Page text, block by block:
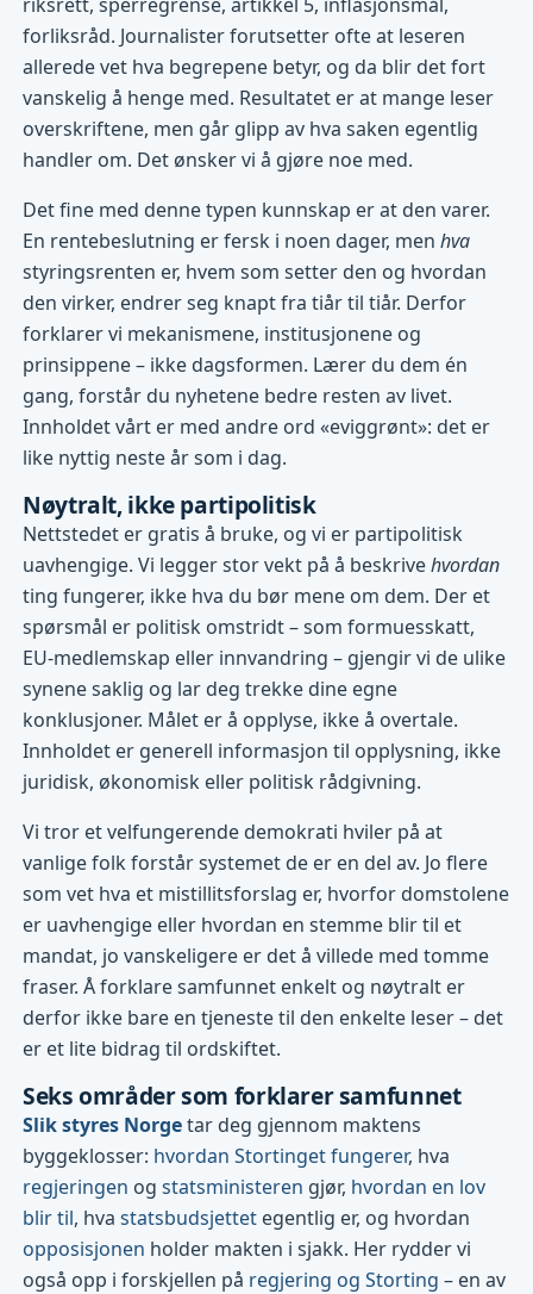
forliksråd. Journalister forutsetter ofte at leseren
allerede vet hva begrepene betyr, og da blir det fort
vanskelig å henge med. Resultatet er at mange leser
overskriftene, men går glipp av hva saken egentlig
handler om. Det ønsker vi å gjøre noe med.
Det fine med denne typen kunnskap er at den varer.
En rentebeslutning er fersk i noen dager, menhva
styringsrenten er, hvem som setter den og hvordan
den virker, endrer seg knapt fra tiår til tiår. Derfor
forklarer vi mekanismene, institusjonene og
prinsippene – ikke dagsformen. Lærer du dem én
gang, forstår du nyhetene bedre resten av livet.
Innholdet vårt er med andre ord «eviggrønt»: det er
like nyttig neste år som i dag.
Nøytralt, ikke partipolitisk
Nettstedet er gratis å bruke, og vi er partipolitisk
uavhengige. Vi legger stor vekt på å beskrivehvordan
ting fungerer, ikke hva du bør mene om dem. Der et
spørsmål er politisk omstridt – som formuesskatt,
EU-medlemskap eller innvandring – gjengir vi de ulike
synene saklig og lar deg trekke dine egne
konklusjoner. Målet er å opplyse, ikke å overtale.
Innholdet er generell informasjon til opplysning, ikke
juridisk, økonomisk eller politisk rådgivning.
Vi tror et velfungerende demokrati hviler på at
vanlige folk forstår systemet de er en del av. Jo flere
som vet hva et mistillitsforslag er, hvorfor domstolene
er uavhengige eller hvordan en stemme blir til et
mandat, jo vanskeligere er det å villede med tomme
fraser. Å forklare samfunnet enkelt og nøytralt er
derfor ikke bare en tjeneste til den enkelte leser – det
er et lite bidrag til ordskiftet.
Seks områder som forklarer samfunnet
Slik styres Norgetar deg gjennom maktens
byggeklosser: hvordan Stortinget fungerer, hva
regjeringen ogstatsministeren gjør, hvordan en lov
blir til, hvastatsbudsjettet egentlig er, og hvordan
opposisjonen holder makten i sjakk. Her rydder vi
også opp i forskjellen på regjering og Storting – en av